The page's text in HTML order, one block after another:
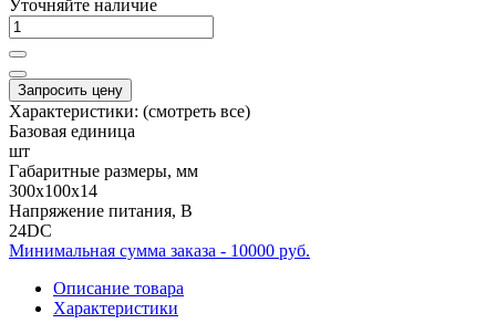
Уточняйте наличие
Запросить цену
Характеристики: (смотреть все)
Базовая единица
шт
Габаритные размеры, мм
300x100x14
Напряжение питания, В
24DC
Минимальная сумма заказа - 10000 руб.
Описание товара
Характеристики